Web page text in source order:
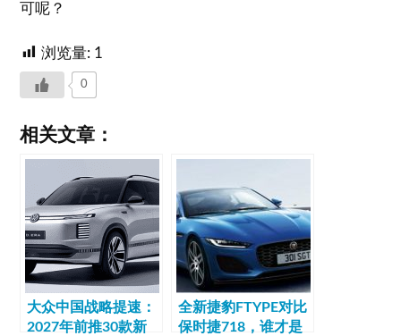
可呢？
浏览量: 1
0
相关文章：
大众中国战略提速：
2027年前推30款新
全新捷豹FTYPE对比
保时捷718，谁才是